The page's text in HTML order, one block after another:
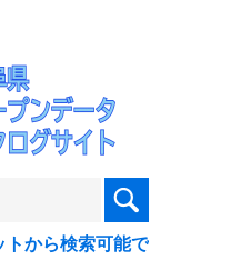
から検索可能で